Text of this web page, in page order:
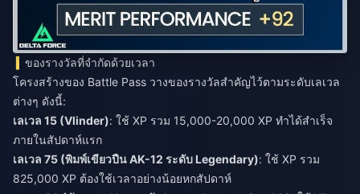
ของรางวัลที่จำกัดด้วยเวลา
โครงสร้างของ Battle Pass วางของรางวัลสำคัญไว้ตามระดับเลเวล
ต่างๆ ดังนี้:
เลเวล 15 (Vlinder): ใช้ XP รวม 15,000-20,000 XP ทำได้สำเร็จ
ภายในสัปดาห์แรก
เลเวล 75 (พิมพ์เขียวปืน AK-12 ระดับ Legendary): ใช้ XP รวม
825,000 XP ต้องใช้เวลาอย่างน้อยหกสัปดาห์